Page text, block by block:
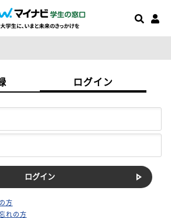
ログイン
方
れの方